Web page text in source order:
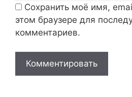
Сохранить моё имя,
этом браузере для
комментариев.